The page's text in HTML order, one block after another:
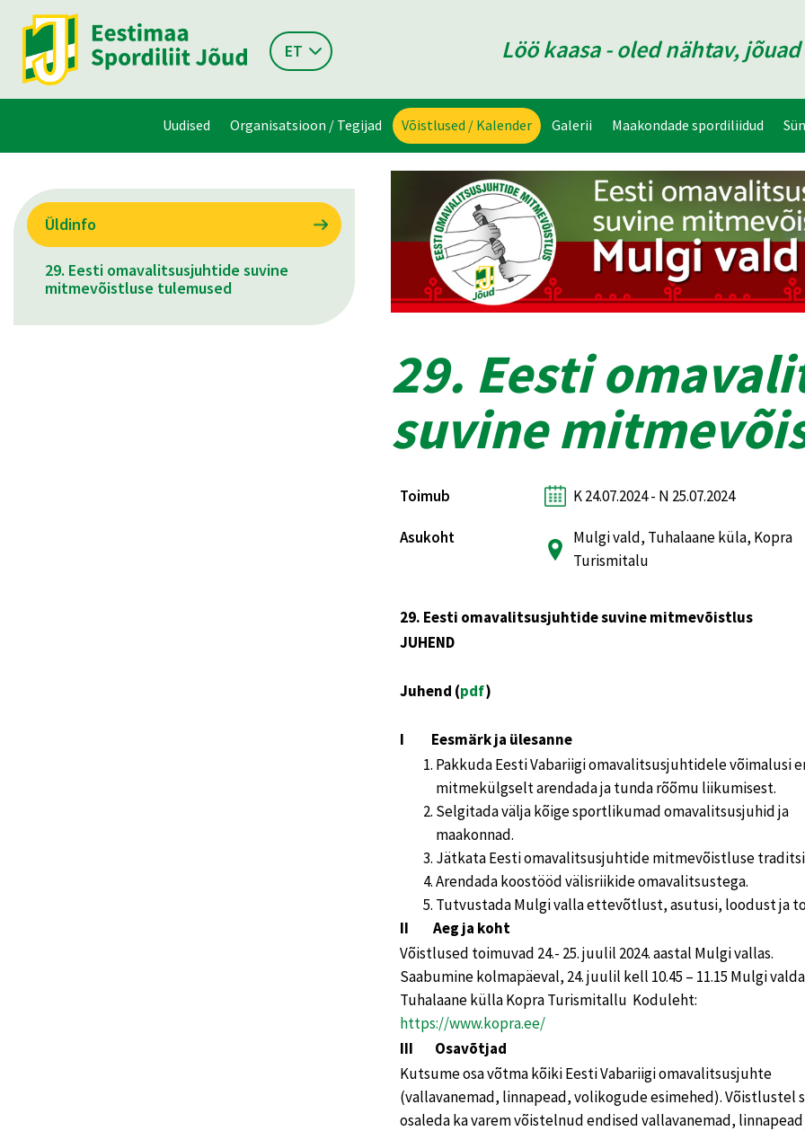
ET Löö kaasa - oled nähtav,
Uudised Organisatsioon / Tegijad Võistlused / Kalender Galerii Maakondade spordiliidud
Üldinfo
29. Eesti omavalitsusjuhtide suvine
mitmevõistluse tulemused
29. Eesti
suvine
Toimub K 24.07.2024 - N 25.07.2024
Asukoht
Mulgi vald, Tuhalaane küla, Kopra
Turismitalu
29. Eesti omavalitsusjuhtide suvine mitmevõistlus
JUHEND
Juhend (pdf)
I Eesmärk ja ülesanne
Pakkuda Eesti Vabariigi omavalitsusjuhtidele võimalusi
mitmekülgselt arendada ja tunda rõõmu liikumisest.
Selgitada välja kõige sportlikumad omavalitsusjuhid ja
maakonnad.
Jätkata Eesti omavalitsusjuhtide mitmevõistluse
Arendada koostööd välisriikide omavalitsustega.
Tutvustada Mulgi valla ettevõtlust, asutusi, loodust ja
II Aeg ja koht
Võistlused toimuvad 24.- 25. juulil 2024. aastal Mulgi vallas.
Saabumine kolmapäeval, 24. juulil kell 10.45 – 11.15 Mulgi valda
Tuhalaane külla Kopra Turismitallu Koduleht:
https://www.kopra.ee/
III Osavõtjad
Kutsume osa võtma kõiki Eesti Vabariigi omavalitsusjuhte
(vallavanemad, linnapead, volikogude esimehed). Võistlustel
osaleda ka varem võistelnud endised vallavanemad, linnapead